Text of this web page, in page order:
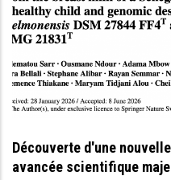
Découverte d'une
avancée scientifique